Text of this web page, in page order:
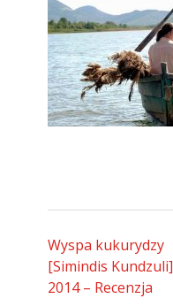
Wyspa kukurydzy
[Simindis Kundzuli]
2014 – Recenzja